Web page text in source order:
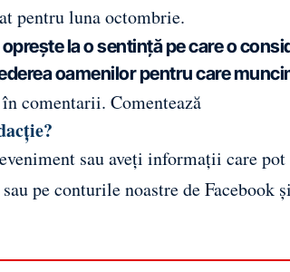
pentru luna octombrie.
la o sentință pe care o
oamenilor pentru care
în comentarii. Comentează
sau aveți informații care
sau pe conturile noastre deFacebook și